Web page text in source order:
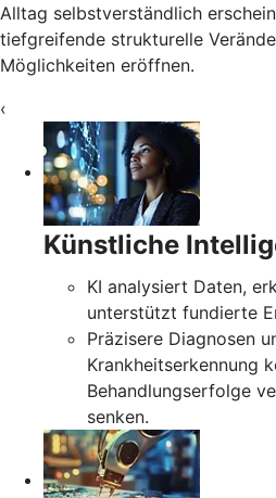
Alltag selbstverständlich
tiefgreifende strukturelle
Möglichkeiten eröffnen.
‹
Künstliche
KI analysiert Daten,
unterstützt fundierte
Präzisere Diagnosen
Krankheitserkennung
Behandlungserfolge
senken.